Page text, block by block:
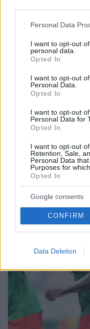
Please note that this
not limited to your visit
grant or deny consent
use your data for
consent section.
Personal Data
I want to opt-out
personal data.
Opted In
I want to opt-out
Personal Data.
Opted In
I want to opt-out
Personal Data for
Opted In
I want to opt-out
Retention, Sale,
Personal Data
Purposes for
Opted In
Google consents
CONFIRM
Data Deletion
Ανεστάλη η παραγωγή
συνδέεται με τον
Γκάμπια
Μετά από ανάλυση
ποσοστά ουσιών που